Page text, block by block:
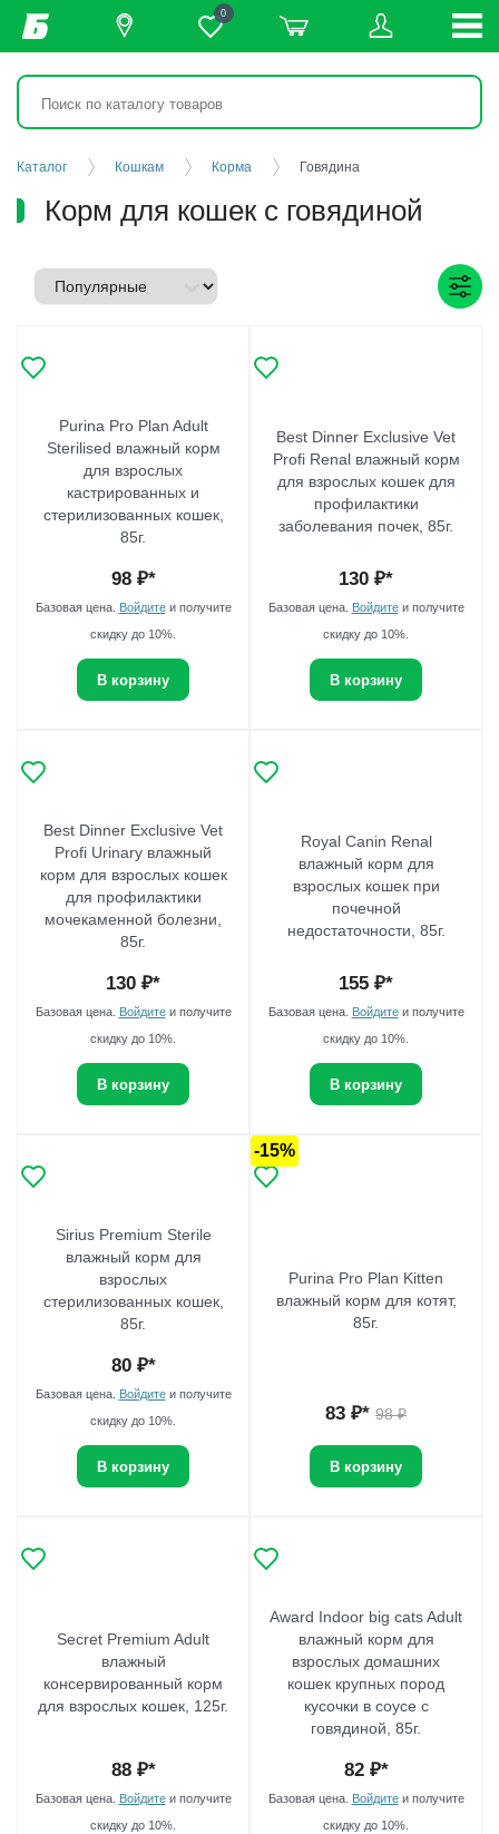
0
Каталог Кошкам Корма Говядина
Корм для кошек с говядиной
Purina Pro Plan Adult
Sterilised влажный корм
для взрослых
кастрированных и
стерилизованных кошек,
85г.
98₽*
Базовая цена. Войдитеи получите
скидку до 10%.
В корзину
Best Dinner Exclusive Vet
Profi Renal влажный корм
для взрослых кошек для
профилактики
заболевания почек, 85г.
130 ₽*
Базовая цена. Войдитеи получите
скидку до 10%.
В корзину
Best Dinner Exclusive Vet
Profi Urinary влажный
корм для взрослых кошек
для профилактики
мочекаменной болезни,
85г.
130 ₽*
Базовая цена. Войдитеи получите
скидку до 10%.
В корзину
Royal Canin Renal
влажный корм для
взрослых кошек при
почечной
недостаточности, 85г.
155 ₽*
Базовая цена. Войдитеи получите
скидку до 10%.
В корзину
Sirius Premium Sterile
влажный корм для
взрослых
стерилизованных кошек,
85г.
80₽*
Базовая цена. Войдитеи получите
скидку до 10%.
В корзину
-15%
Purina Pro Plan Kitten
влажный корм для котят,
85г.
83 ₽* 98₽
В корзину
Secret Premium Adult
влажный
консервированный корм
для взрослых кошек, 125г.
88₽*
Базовая цена. Войдитеи получите
скидку до 10%.
Award Indoor big cats Adult
влажный корм для
взрослых домашних
кошек крупных пород
кусочки в соусе с
говядиной, 85г.
82₽*
Базовая цена. Войдитеи получите
скидку до 10%.